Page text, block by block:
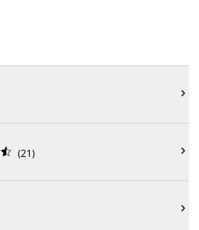


 (21) 
